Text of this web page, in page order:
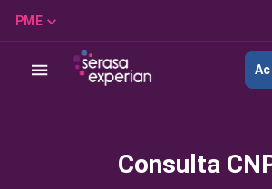
PME
Consulta